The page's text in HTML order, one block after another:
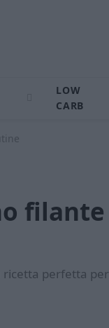
LOW
CARB
filante
ricetta perfetta per